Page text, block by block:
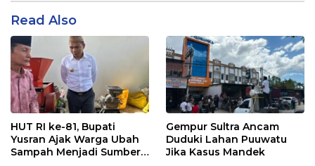
Read Also
HUT RI ke-81, Bupati
Yusran Ajak Warga Ubah
Sampah Menjadi Sumber
Gempur Sultra Ancam
Duduki Lahan Puuwatu
Jika Kasus Mandek